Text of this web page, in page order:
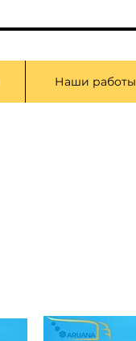
Наши работы